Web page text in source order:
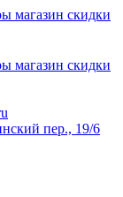
магазин скидки
магазин скидки
пер., 19/6